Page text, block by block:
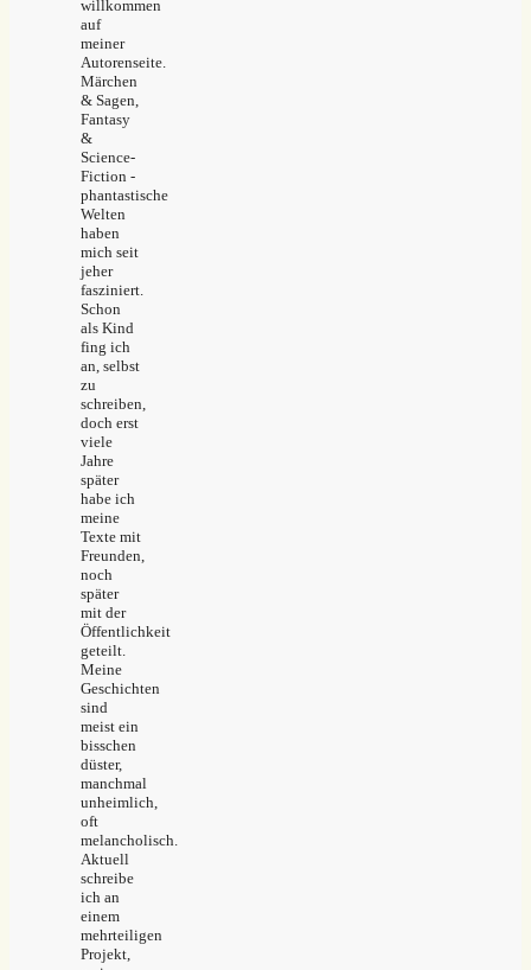
willkommen
auf
meiner
Autorenseite.
Märchen
& Sagen,
Fantasy
&
Science-
Fiction -
phantastische
Welten
haben
mich seit
jeher
fasziniert.
Schon
als Kind
fing ich
an, selbst
zu
schreiben,
doch erst
viele
Jahre
später
habe ich
meine
Texte mit
Freunden,
noch
später
mit der
Öffentlichkeit
geteilt.
Meine
Geschichten
sind
meist ein
bisschen
düster,
manchmal
unheimlich,
oft
melancholisch.
Aktuell
schreibe
ich an
einem
mehrteiligen
Projekt,